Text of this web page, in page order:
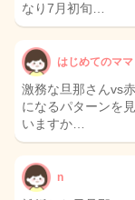
なり7月初旬…
はじめてのママ
激務な旦那さんvs
になるパターンを
いますか…
n